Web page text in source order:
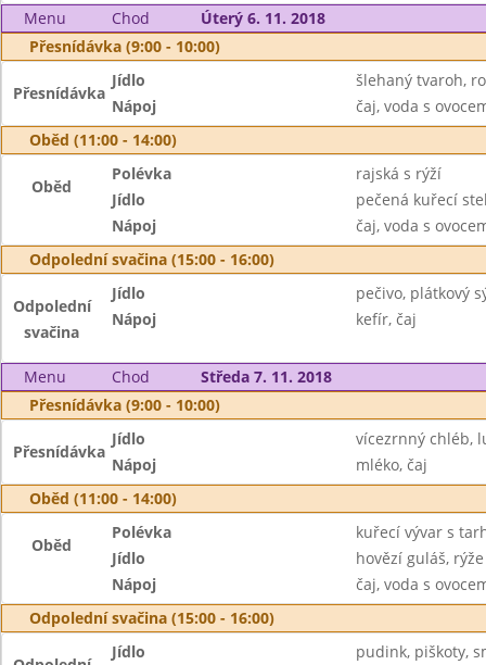
Menu Chod
Úterý 6. 11. 2018
Přesnídávka (9:00 - 10:00)
Přesnídávka
Jídlo
šlehaný tvaroh,
Nápoj
čaj, voda s
Oběd (11:00 - 14:00)
Oběd
Polévka
rajská s rýží
Jídlo
pečená kuřecí
Nápoj
čaj, voda s
Odpolední svačina (15:00 - 16:00)
Odpolední
svačina
Jídlo
pečivo, plátkový
Nápoj
kefír, čaj
Menu Chod
Středa 7. 11. 2018
Přesnídávka (9:00 - 10:00)
Přesnídávka
Jídlo
vícezrnný chléb,
Nápoj
mléko, čaj
Oběd (11:00 - 14:00)
Oběd
Polévka
kuřecí vývar s
Jídlo
hovězí guláš, rýže
Nápoj
čaj, voda s
Odpolední svačina (15:00 - 16:00)
Jídlo
pudink, piškoty,